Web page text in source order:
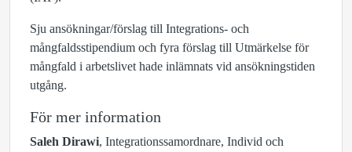
Sju ansökningar/förslag till Integrations- och
mångfaldsstipendium och fyra förslag till Utmärkelse för
mångfald i arbetslivet hade inlämnats vid ansökningstiden
utgång.
För mer information
Saleh Dirawi, Integrationssamordnare, Individ och